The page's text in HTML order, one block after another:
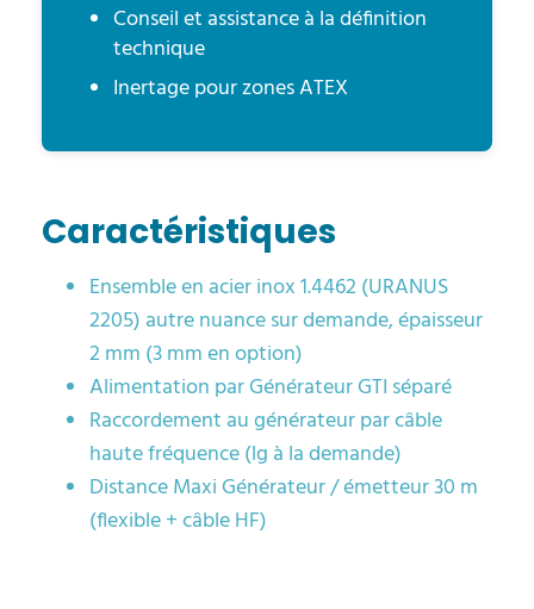
Conseil et assistance à la définition
technique
Inertage pour zones ATEX
Caractéristiques
Ensemble en acier inox 1.4462 (URANUS
2205) autre nuance sur demande, épaisseur
2 mm (3 mm en option)
Alimentation par Générateur GTI séparé
Raccordement au générateur par câble
haute fréquence (lg à la demande)
Distance Maxi Générateur / émetteur 30 m
(flexible + câble HF)